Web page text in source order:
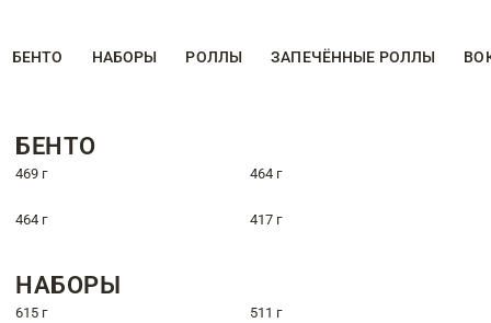
БЕНТО НАБОРЫ РОЛЛЫ ЗАПЕЧЁННЫЕ РОЛЛЫ
БЕНТО
469 г 464 г
464 г 417 г
НАБОРЫ
615 г 511 г